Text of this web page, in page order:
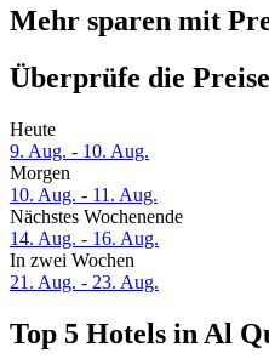
Mehr sparen mit
Überprüfe die
Heute
9. Aug. - 10. Aug.
Morgen
10. Aug. - 11. Aug.
Nächstes Wochenende
14. Aug. - 16. Aug.
In zwei Wochen
21. Aug. - 23. Aug.
Top 5 Hotels in Al